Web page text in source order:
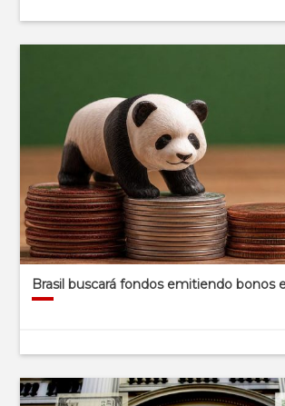
Brasil buscará fondos emitiendo bonos